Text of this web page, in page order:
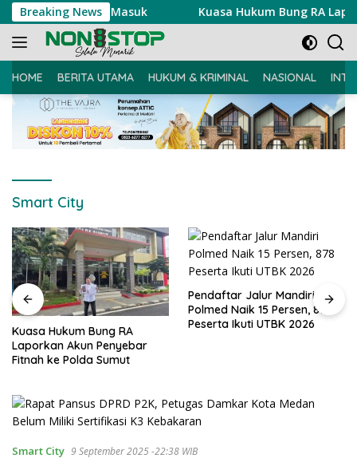
Langsung
ke
konten
Breaking News
Ujian Masuk Kuasa Hukum Bung RA Laporkan
HOME BERITA UTAMA HUKUM & KRIMINAL NASIONAL
Smart City
Kuasa Hukum Bung RA
Laporkan Akun Penyebar
Fitnah ke Polda Sumut
Pendaftar Jalur Mandiri
Polmed Naik 15 Persen, 878
Peserta Ikuti UTBK 2026
Smart City 9 September 2025 -22:38 WIB